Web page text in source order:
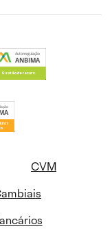
CVM